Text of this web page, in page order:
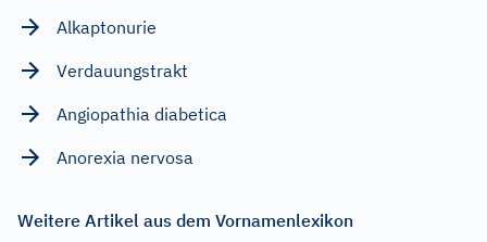
Alkaptonurie
Verdauungstrakt
Angiopathia diabetica
Anorexia nervosa
Weitere Artikel aus dem Vornamenlexikon